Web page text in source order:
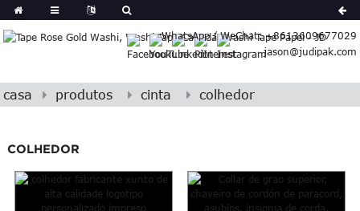
WhatsApp / WeChat: +8613609677029
jason@judipak.com
German
Japanese
Polish
Bosnian
Corsican
casa produtos cinta colhedor
COLHEDOR